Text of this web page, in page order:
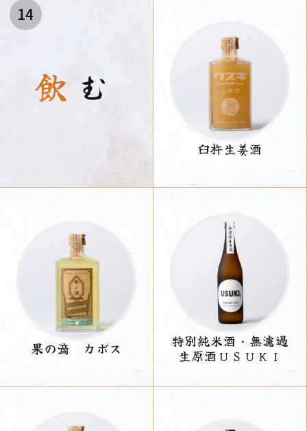
14
飲 む
臼杵生姜酒
果の滴 カボス
特別純米酒・無濾過
生原酒ＵＳＵＫＩ